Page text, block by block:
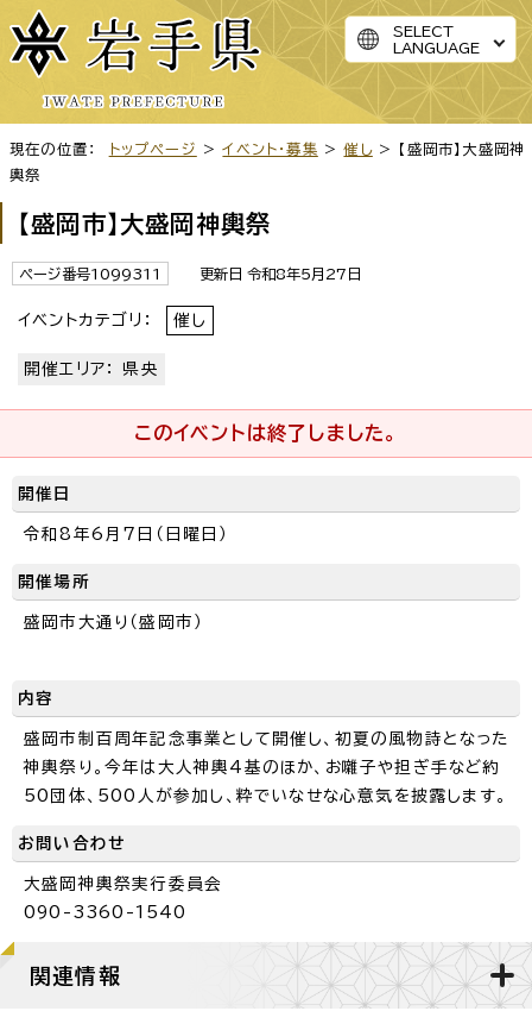
SELECT
LANGUAGE
現在の位置： トップページ >イベント・募集 >催し> 【盛岡市】大盛岡神
輿祭
【盛岡市】大盛岡神輿祭
ページ番号1099311 更新日 令和8年5月27日
イベントカテゴリ： 催し
開催エリア： 県央
このイベントは終了しました。
開催日
令和8年6月7日（日曜日）
開催場所
盛岡市大通り（盛岡市）
内容
盛岡市制百周年記念事業として開催し、初夏の風物詩となった
神輿祭り。今年は大人神輿4基のほか、お囃子や担ぎ手など約
50団体、500人が参加し、粋でいなせな心意気を披露します。
お問い合わせ
大盛岡神輿祭実行委員会
090-3360-1540
関連情報